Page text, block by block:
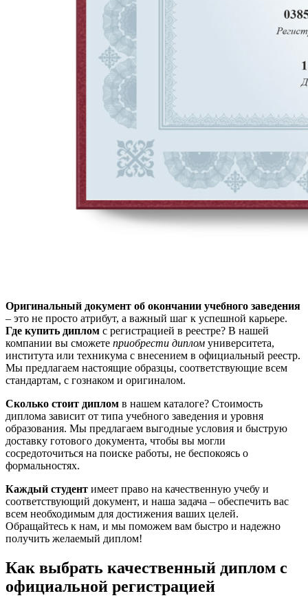
Оригинальный документ об окончании учебного заведения
– это не просто атрибут, а важный шаг к успешной карьере.
Где купить диплом с регистрацией в реестре? В нашей
компании вы сможете приобрести диплом университета,
института или техникума с внесением в официальный реестр.
Мы предлагаем настоящие образцы, соответствующие всем
стандартам, с гознаком и оригиналом.
Сколько стоит диплом в нашем каталоге? Стоимость
диплома зависит от типа учебного заведения и уровня
образования. Мы предлагаем выгодные условия и быструю
доставку готового документа, чтобы вы могли
сосредоточиться на поиске работы, не беспокоясь о
формальностях.
Каждый студент имеет право на качественную учебу и
соответствующий документ, и наша задача – обеспечить вас
всем необходимым для достижения ваших целей.
Обращайтесь к нам, и мы поможем вам быстро и надежно
получить желаемый диплом!
Как выбрать качественный диплом с
официальной регистрацией